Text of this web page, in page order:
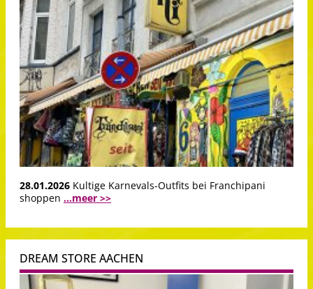
28.01.2026 Kultige Karnevals-Outfits bei Franchipani
shoppen ...meer >>
DREAM STORE AACHEN